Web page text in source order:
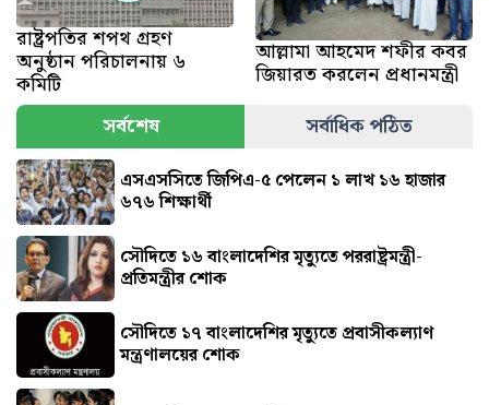
রাষ্ট্রপতির শপথ গ্রহণ
অনুষ্ঠান পরিচালনায় ৬
কমিটি
আল্লামা আহমেদ শফীর কবর
জিয়ারত করলেন প্রধানমন্ত্রী
সর্বশেষ
সর্বাধিক পঠিত
এসএসসিতে জিপিএ-৫ পেলেন ১ লাখ ১৬ হাজার
৬৭৬ শিক্ষার্থী
সৌদিতে ১৬ বাংলাদেশির মৃত্যুতে পররাষ্ট্রমন্ত্রী-
প্রতিমন্ত্রীর শোক
সৌ‌দিতে ১৭ বাংলাদেশির মৃত্যুতে প্রবাসীকল্যাণ
মন্ত্রণালয়ের শোক